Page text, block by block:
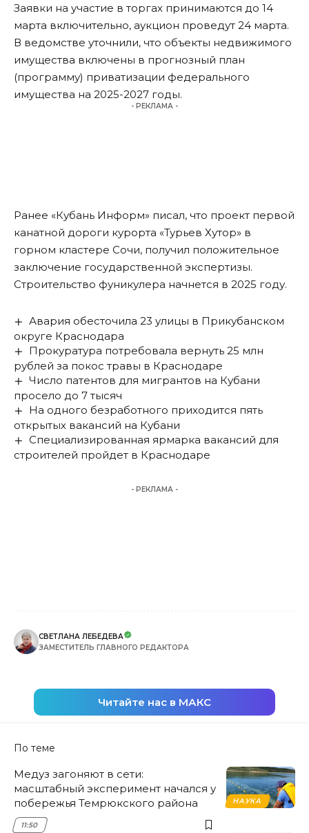
Заявки на участие в торгах принимаются до 14
марта включительно, аукцион проведут 24 марта.
В ведомстве уточнили, что объекты недвижимого
имущества включены в прогнозный план
(программу) приватизации федерального
имущества на 2025-2027 годы.
- РЕКЛАМА -
Ранее «Кубань Информ» писал, что проект первой
канатной дороги курорта «Турьев Хутор» в
горном кластере Сочи, получил положительное
заключение государственной экспертизы.
Строительство фуникулера начнется в 2025 году.
Авария обесточила 23 улицы в Прикубанском
округе Краснодара
Прокуратура потребовала вернуть 25 млн
рублей за покос травы в Краснодаре
Число патентов для мигрантов на Кубани
просело до 7 тысяч
На одного безработного приходится пять
открытых вакансий на Кубани
Специализированная ярмарка вакансий для
строителей пройдет в Краснодаре
- РЕКЛАМА -
СВЕТЛАНА ЛЕБЕДЕВА
ЗАМЕСТИТЕЛЬ ГЛАВНОГО РЕДАКТОРА
Читайте нас в МАКС
По теме
НАУКА
Медуз загоняют в сети:
масштабный эксперимент начался у
побережья Темрюкского района
11:50